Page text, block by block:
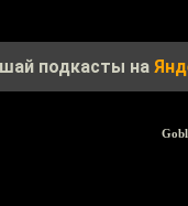
подкасты на